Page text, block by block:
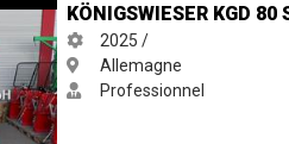
KÖNIGSWIESER KGD 80
2025 /
Allemagne
Professionnel